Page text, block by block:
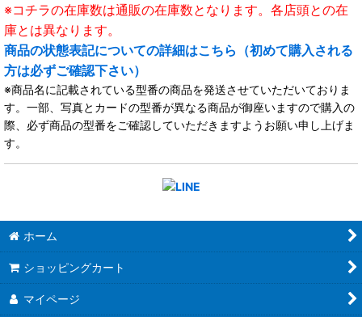
※コチラの在庫数は通販の在庫数となります。各店頭との在
庫とは異なります。
商品の状態表記についての詳細はこちら（初めて購入される
方は必ずご確認下さい）
※商品名に記載されている型番の商品を発送させていただいておりま
す。一部、写真とカードの型番が異なる商品が御座いますので購入の
際、必ず商品の型番をご確認していただきますようお願い申し上げま
す。
ホーム
ショッピングカート
マイページ